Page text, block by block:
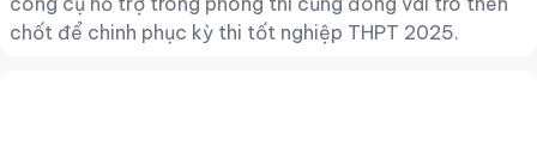
chốt để chinh phục kỳ thi tốt nghiệp THPT 2025.